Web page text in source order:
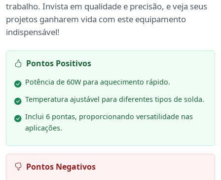
trabalho. Invista em qualidade e precisão, e veja seus
projetos ganharem vida com este equipamento
indispensável!
Pontos Positivos
Potência de 60W para aquecimento rápido.
Temperatura ajustável para diferentes tipos de solda.
Inclui 6 pontas, proporcionando versatilidade nas
aplicações.
Pontos Negativos